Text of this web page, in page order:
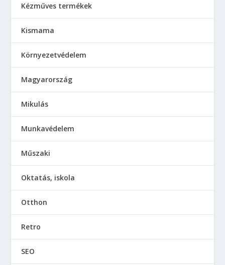
Kézműves termékek
Kismama
Környezetvédelem
Magyarország
Mikulás
Munkavédelem
Műszaki
Oktatás, iskola
Otthon
Retro
SEO